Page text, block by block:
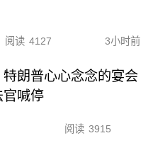
阅读 4127 3小时前
特朗普心心念念的宴会
官喊停
阅读 3915